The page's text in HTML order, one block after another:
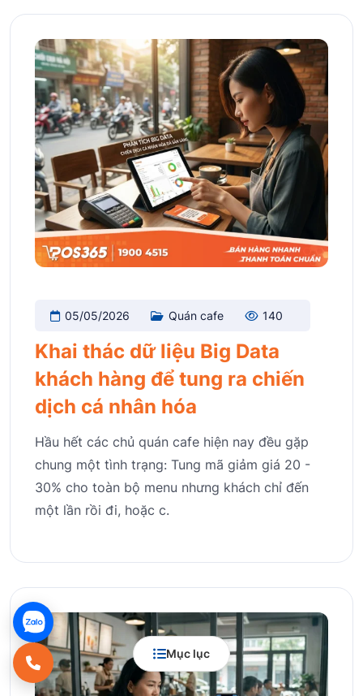
Mục lục
05/05/2026 Quán cafe 140
Khai thác dữ liệu Big Data
khách hàng để tung ra chiến
dịch cá nhân hóa
Hầu hết các chủ quán cafe hiện nay đều gặp
chung một tình trạng: Tung mã giảm giá 20 -
30% cho toàn bộ menu nhưng khách chỉ đến
một lần rồi đi, hoặc c.